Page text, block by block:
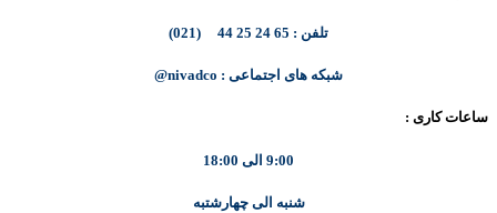
تلفن : 65 24 25 44 (021)
شبکه های اجتماعی : nivadco@
ساعات کاری :
9:00 الی 18:00
شنبه الی چهارشتبه